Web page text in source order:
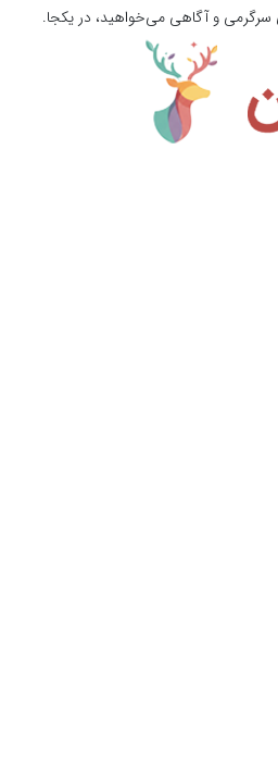
سرگرمی و آگاهی می‌خواهید، در یکجا.